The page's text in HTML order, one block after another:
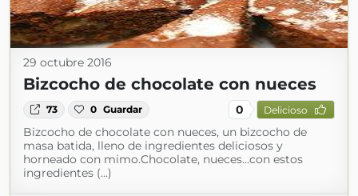
29 octubre 2016
Bizcocho de chocolate con nueces
73 0 Guardar 0 Delicioso
Bizcocho de chocolate con nueces, un bizcocho de
masa batida, lleno de ingredientes deliciosos y
horneado con mimo.Chocolate, nueces...con estos
ingredientes (...)